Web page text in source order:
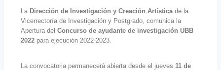
La Dirección de Investigación y Creación Artística de la
Vicerrectoría de Investigación y Postgrado, comunica la
Apertura del Concurso de ayudante de investigación UBB
2022 para ejecución 2022-2023.
La convocatoria permanecerá abierta desde el jueves 11 de